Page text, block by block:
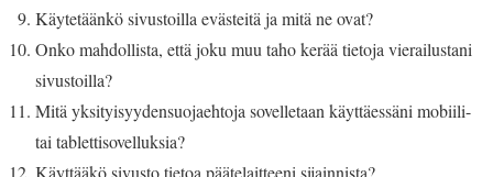
Käytetäänkö sivustoilla evästeitä ja mitä ne ovat?
Onko mahdollista, että joku muu taho kerää tietoja vierailustani
sivustoilla?
Mitä yksityisyydensuojaehtoja sovelletaan käyttäessäni mobiili-
tai tablettisovelluksia?
Käyttääkö sivusto tietoa päätelaitteeni sijainnista?